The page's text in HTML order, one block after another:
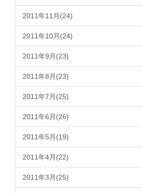
2011年11月(24)
2011年10月(24)
2011年9月(23)
2011年8月(23)
2011年7月(25)
2011年6月(26)
2011年5月(19)
2011年4月(22)
2011年3月(25)